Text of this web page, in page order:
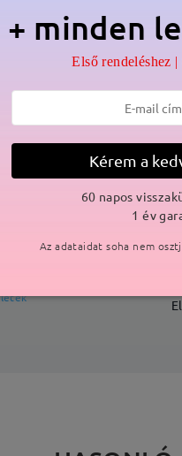
117 mm ( Kicsi)
+ minden
Első rendeléshez
Kérem a
60 napos
1 év
Az adataidat soha nem